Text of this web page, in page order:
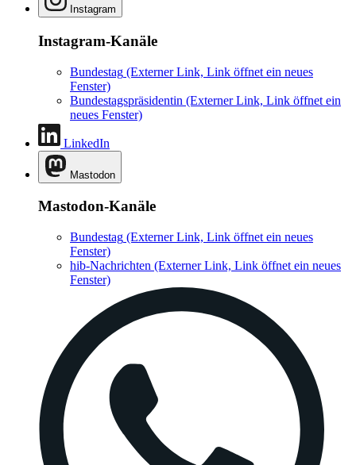
Instagram
Instagram-Kanäle
Bundestag (Externer Link, Link öffnet ein neues
Fenster)
Bundestagspräsidentin (Externer Link, Link öffnet ein
neues Fenster)
LinkedIn
Mastodon
Mastodon-Kanäle
Bundestag (Externer Link, Link öffnet ein neues
Fenster)
hib-Nachrichten (Externer Link, Link öffnet ein neues
Fenster)